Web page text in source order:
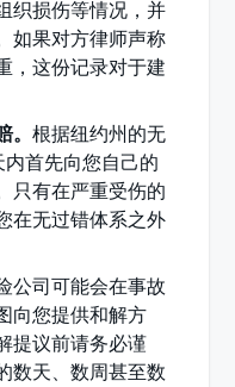
织损伤等情况，并
如果对方律师声称
，这份记录对于建
。根据纽约州的无
首先向您自己的
只有在严重受伤的
在无过错体系之外
公司可能会在事故
向您提供和解方
提议前请务必谨
数天、数周甚至数